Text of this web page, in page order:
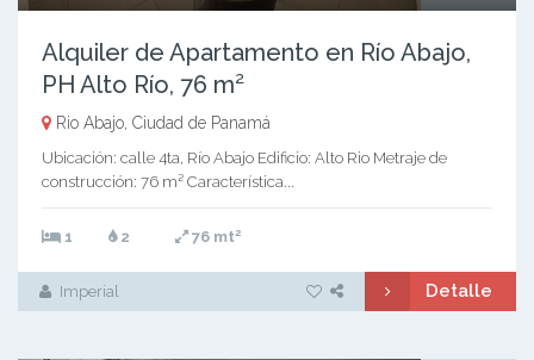
Alquiler de Apartamento en Río Abajo,
PH Alto Río, 76 m²
Rio Abajo, Ciudad de Panamá
Ubicación: calle 4ta, Río Abajo Edificio: Alto Rio Metraje de
construcción: 76 m² Característica...
1 2 76 mt2
Imperial Detalle